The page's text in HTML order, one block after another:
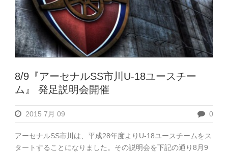
8/9『アーセナルSS市川U-18ユースチー
ム』 発足説明会開催
2015 7月 09 0
アーセナルSS市川は、平成28年度よりU-18ユースチームをス
タートすることになりました。その説明会を下記の通り8月9